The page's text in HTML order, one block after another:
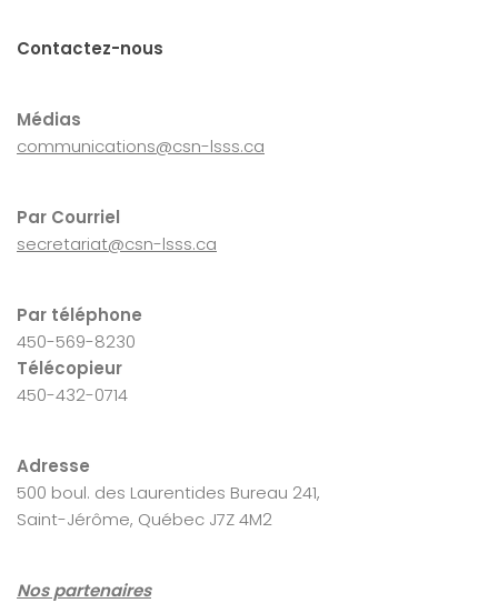
Contactez-nous
Médias
communications@csn-lsss.ca
Par Courriel
secretariat@csn-lsss.ca
Par téléphone
450-569-8230
Télécopieur
450-432-0714
Adresse
500 boul. des Laurentides Bureau 241,
Saint-Jérôme, Québec J7Z 4M2
Nos partenaires